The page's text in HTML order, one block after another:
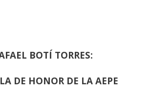
BOTÍ TORRES:
DE HONOR DE LA AEPE